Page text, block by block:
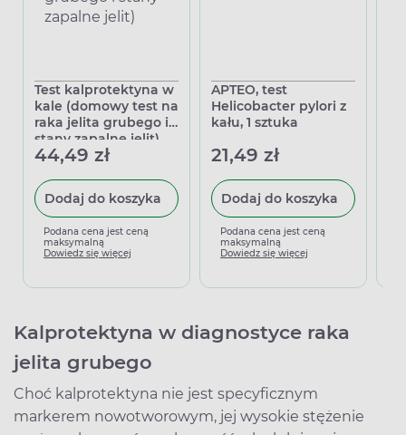
Test kalprotektyna w
kale (domowy test na
raka jelita grubego i
stany zapalne jelit)
44,49 zł
Dodaj do koszyka
Podana cena jest ceną
maksymalną
Dowiedz się więcej
APTEO, test
Helicobacter pylori z
kału, 1 sztuka
21,49 zł
Dodaj do koszyka
Podana cena jest ceną
maksymalną
Dowiedz się więcej
Kalprotektyna w diagnostyce raka
jelita grubego
Choć kalprotektyna nie jest specyficznym
markerem nowotworowym, jej wysokie stężenie